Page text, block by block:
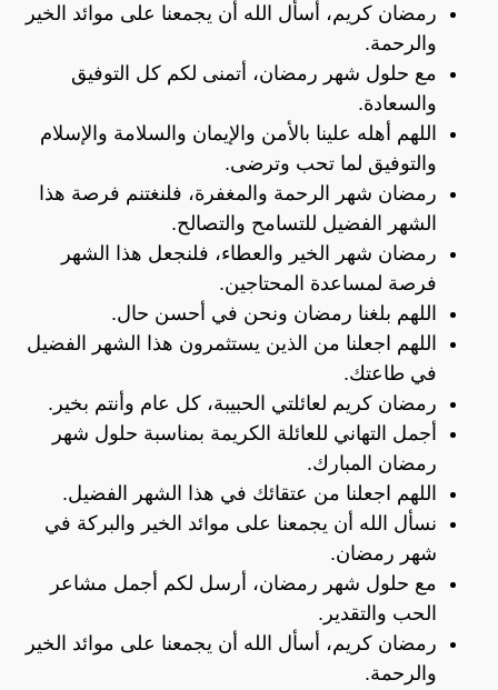
رمضان كريم، أسأل الله أن يجمعنا على موائد الخير
والرحمة.
مع حلول شهر رمضان، أتمنى لكم كل التوفيق
والسعادة.
اللهم أهله علينا بالأمن والإيمان والسلامة والإسلام
والتوفيق لما تحب وترضى.
رمضان شهر الرحمة والمغفرة، فلنغتنم فرصة هذا
الشهر الفضيل للتسامح والتصالح.
رمضان شهر الخير والعطاء، فلنجعل هذا الشهر
فرصة لمساعدة المحتاجين.
اللهم بلغنا رمضان ونحن في أحسن حال.
اللهم اجعلنا من الذين يستثمرون هذا الشهر الفضيل
في طاعتك.
رمضان كريم لعائلتي الحبيبة، كل عام وأنتم بخير.
أجمل التهاني للعائلة الكريمة بمناسبة حلول شهر
رمضان المبارك.
اللهم اجعلنا من عتقائك في هذا الشهر الفضيل.
نسأل الله أن يجمعنا على موائد الخير والبركة في
شهر رمضان.
مع حلول شهر رمضان، أرسل لكم أجمل مشاعر
الحب والتقدير.
رمضان كريم، أسأل الله أن يجمعنا على موائد الخير
والرحمة.